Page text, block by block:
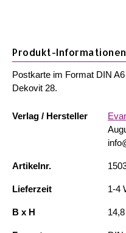
Produkt-Informationen
Verlag / Hersteller
Artikelnr.
Lieferzeit 1-4
B x H
Postkarte im Format DIN
Dekovit 28.